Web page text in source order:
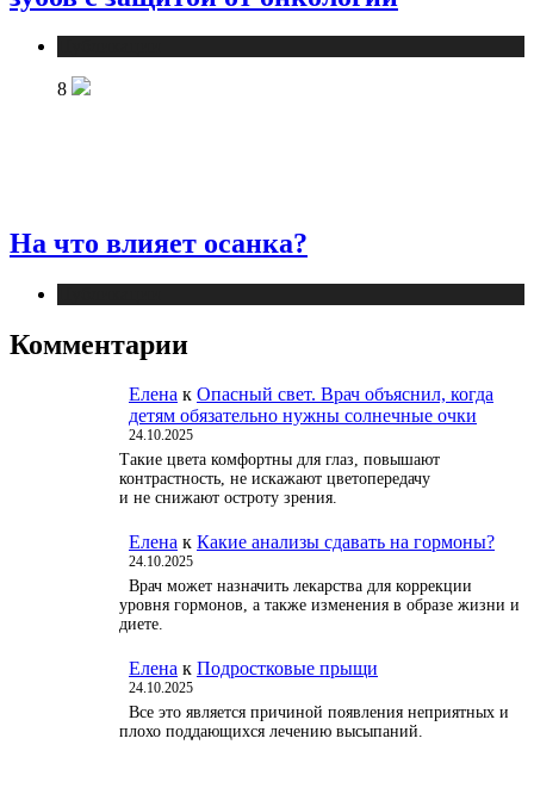
8
На что влияет осанка?
Комментарии
Елена к Опасный свет. Врач объяснил, когда
детям обязательно нужны солнечные очки
24.10.2025
Такие цвета комфортны для глаз, повышают
контрастность, не искажают цветопередачу
и не снижают остроту зрения.
Елена к Какие анализы сдавать на гормоны?
24.10.2025
Врач может назначить лекарства для коррекции
уровня гормонов, а также изменения в образе жизни и
диете.
Елена к Подростковые прыщи
24.10.2025
Все это является причиной появления неприятных и
плохо поддающихся лечению высыпаний.